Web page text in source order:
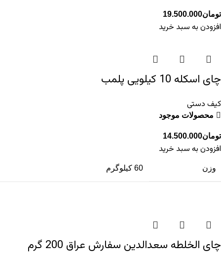
تومان19.500.000
افزودن به سبد خرید
چای اسکله 10 کیلویی پلمب
کیف دستی
محصولات موجود
تومان14.500.000
افزودن به سبد خرید
وزن 60 کیلوگرم
چای الخلطه سعدالدین سفارش عراق 200 گرم